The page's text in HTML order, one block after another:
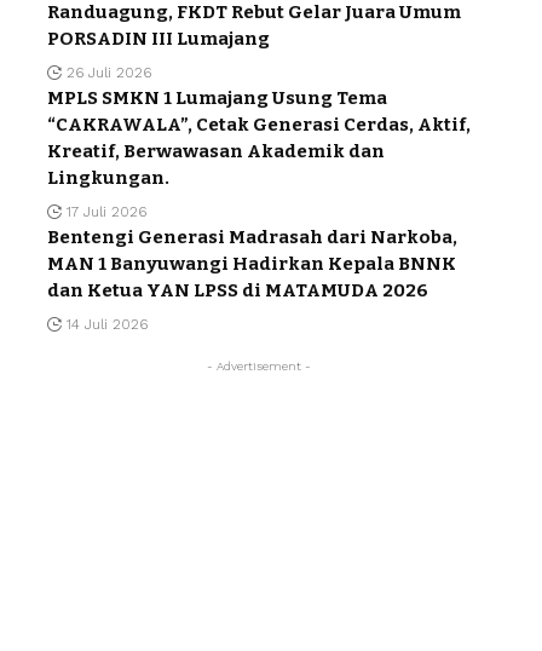
Randuagung, FKDT Rebut Gelar Juara Umum
PORSADIN III Lumajang
26 Juli 2026
MPLS SMKN 1 Lumajang Usung Tema
“CAKRAWALA”, Cetak Generasi Cerdas, Aktif,
Kreatif, Berwawasan Akademik dan
Lingkungan.
17 Juli 2026
Bentengi Generasi Madrasah dari Narkoba,
MAN 1 Banyuwangi Hadirkan Kepala BNNK
dan Ketua YAN LPSS di MATAMUDA 2026
14 Juli 2026
- Advertisement -